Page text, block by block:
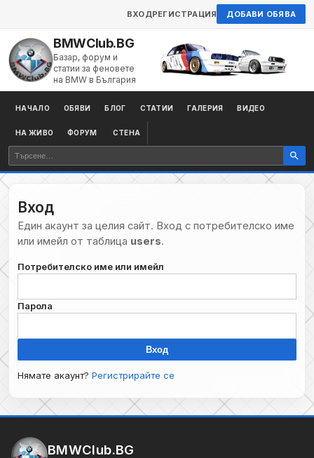
ВХОДРЕГИСТРАЦИЯ ДОБАВИ ОБЯВА
BMWClub.BG
Базар, форум и
статии за феновете
на BMW в България
НАЧАЛО ОБЯВИ БЛОГ СТАТИИ ГАЛЕРИЯ ВИДЕО
НА ЖИВО ФОРУМ СТЕНА
Вход
Един акаунт за целия сайт. Вход с потребителско име
или имейл от таблица users.
Потребителско име или имейл
Парола
Вход
Нямате акаунт? Регистрирайте се
BMWClub.BG